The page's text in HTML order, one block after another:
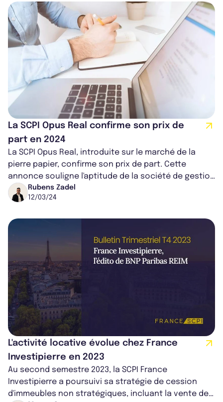
La SCPI Opus Real confirme son prix de
part en 2024
La SCPI Opus Real, introduite sur le marché de la
pierre papier, confirme son prix de part. Cette
annonce souligne l'aptitude de la société de gestion
à rendre résilient les actifs...
Rubens Zadel
12/03/24
L'activité locative évolue chez France
Investipierre en 2023
Au second semestre 2023, la SCPI France
Investipierre a poursuivi sa stratégie de cession
d'immeubles non stratégiques, incluant la vente de